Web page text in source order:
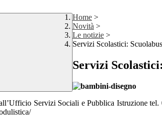
Home >
Novità >
Le notizie >
Servizi Scolastici:
Servizi
Servizi Sociali e Pubblica Istruzione